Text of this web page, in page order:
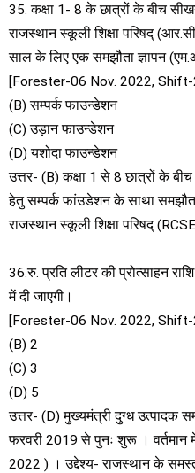
35. कक्षा 1- 8 के छात्रों के बीच
राजस्थान स्कूली शिक्षा परिषद्
साल के लिए एक समझौता ज्ञापन
[Forester-06 Nov. 2022,
(B) सम्पर्क फाउन्डेशन
(C) उड़ान फाउन्डेशन
(D) यशोदा फाउन्डेशन
उत्तर- (B) कक्षा 1 से 8 छात्रों के
हेतु सम्पर्क फांउडेशन के साथा
राजस्थान स्कूली शिक्षा परिषद्
36.रु. प्रति लीटर की प्रोत्साहन
में दी जाएगी।
[Forester-06 Nov. 2022,
(B) 2
(C) 3
(D) 5
उत्तर- (D) मुख्यमंत्री दुग्ध
फरवरी 2019 से पुनः शुरू । वर्तमान
2022 ) । उद्देश्य- राजस्थान के